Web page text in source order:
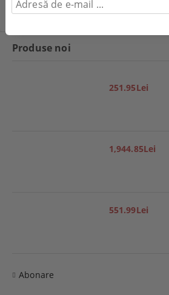
Produse noi
251.95Lei
1,944.85Lei
551.99Lei
Abonare